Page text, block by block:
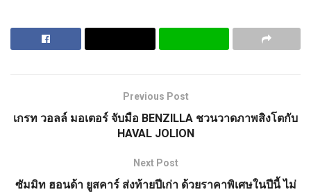
Previous Post
เกรท วอลล์ มอเตอร์ จับมือ BENZILLA ชวนวาดภาพสิงโตกับ
HAVAL JOLION
Next Post
ซัมมิท ฮอนด้า ยูสคาร์ ส่งท้ายปีเก่า ด้วยราคาพิเศษในปีนี้ ไม่